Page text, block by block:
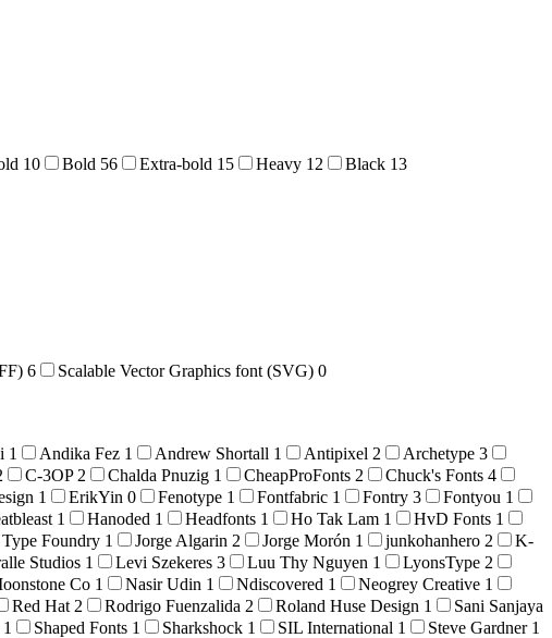
10 Bold 56 Extra-bold 15 Heavy 12 Black 13
6 Scalable Vector Graphics font (SVG) 0
1 Andika Fez 1 Andrew Shortall 1 Antipixel 2 Archetype 3
C-3OP 2 Chalda Pnuzig 1 CheapProFonts 2 Chuck's Fonts 4
1 ErikYin 0 Fenotype 1 Fontfabric 1 Fontry 3 Fontyou 1
1 Hanoded 1 Headfonts 1 Ho Tak Lam 1 HvD Fonts 1
Foundry 1 Jorge Algarin 2 Jorge Morón 1 junkohanhero 2
K-
Studios 1 Levi Szekeres 3 Luu Thy Nguyen 1 LyonsType 2
Co 1 Nasir Udin 1 Ndiscovered 1 Neogrey Creative 1
Red Hat 2 Rodrigo Fuenzalida 2 Roland Huse Design 1
Sani Sanjaya
1 Shaped Fonts 1 Sharkshock 1 SIL International 1 Steve Gardner 1